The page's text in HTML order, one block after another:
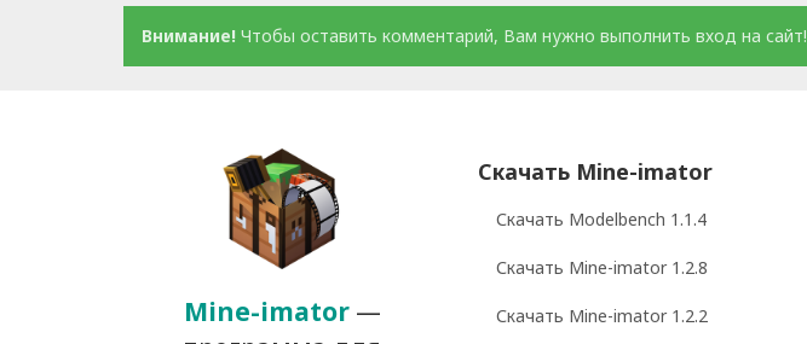
Внимание! Чтобы оставить комментарий, Вам нужно выполнить вход на сайт!
Mine-imator—
Скачать Mine-imator
Скачать Modelbench 1.1.4
Скачать Mine-imator 1.2.8
Скачать Mine-imator 1.2.2